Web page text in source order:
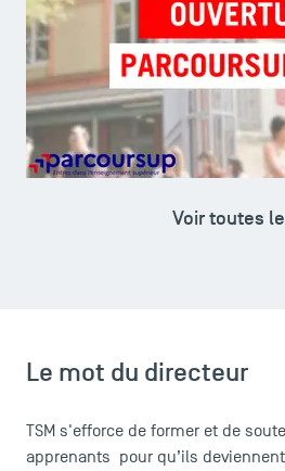
School of Management !
A LA UNE ÉCOLE
Voir toutes
Le mot du directeur
TSM s'efforce de former et de
apprenants pour qu’ils